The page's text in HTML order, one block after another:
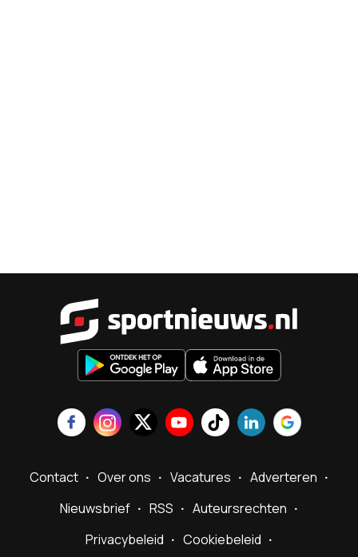
Contact Over ons Vacatures
Adverteren
Nieuwsbrief
RSS
Auteursrechten
Privacybeleid
Cookiebeleid